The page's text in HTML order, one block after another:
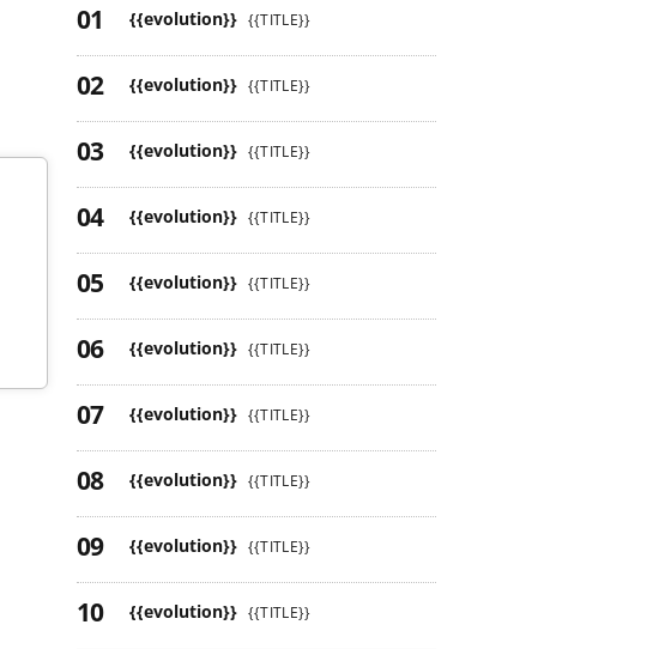
{{evolution}} {{TITLE}}
{{evolution}} {{TITLE}}
{{evolution}} {{TITLE}}
{{evolution}} {{TITLE}}
{{evolution}} {{TITLE}}
{{evolution}} {{TITLE}}
{{evolution}} {{TITLE}}
{{evolution}} {{TITLE}}
{{evolution}} {{TITLE}}
{{evolution}} {{TITLE}}